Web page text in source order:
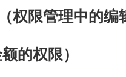
权限管理中的编
的权限）